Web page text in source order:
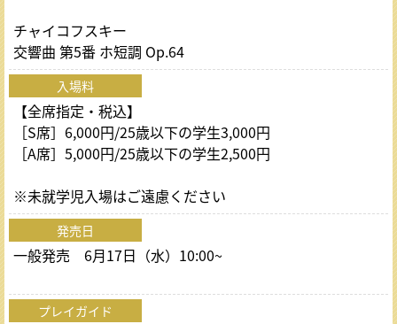
チャイコフスキー
交響曲 第5番 ホ短調 Op.64
入場料
【全席指定・税込】
［S席］6,000円/25歳以下の学生3,000円
［A席］5,000円/25歳以下の学生2,500円
※未就学児入場はご遠慮ください
発売日
一般発売 6月17日（水）10:00~
プレイガイド